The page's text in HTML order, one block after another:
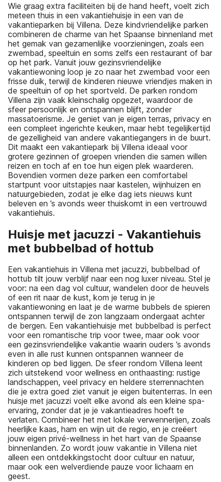
Wie graag extra faciliteiten bij de hand heeft, voelt zich
meteen thuis in een vakantiehuisje in een van de
vakantieparken bij Villena. Deze kindvriendelijke parken
combineren de charme van het Spaanse binnenland met
het gemak van gezamenlijke voorzieningen, zoals een
zwembad, speeltuin en soms zelfs een restaurant of bar
op het park. Vanuit jouw gezinsvriendelijke
vakantiewoning loop je zo naar het zwembad voor een
frisse duik, terwijl de kinderen nieuwe vriendjes maken in
de speeltuin of op het sportveld. De parken rondom
Villena zijn vaak kleinschalig opgezet, waardoor de
sfeer persoonlijk en ontspannen blijft, zonder
massatoerisme. Je geniet van je eigen terras, privacy en
een compleet ingerichte keuken, maar hebt tegelijkertijd
de gezelligheid van andere vakantiegangers in de buurt.
Dit maakt een vakantiepark bij Villena ideaal voor
grotere gezinnen of groepen vrienden die samen willen
reizen en toch af en toe hun eigen plek waarderen.
Bovendien vormen deze parken een comfortabel
startpunt voor uitstapjes naar kastelen, wijnhuizen en
natuurgebieden, zodat je elke dag iets nieuws kunt
beleven en ’s avonds weer thuiskomt in een vertrouwd
vakantiehuis.
Huisje met jacuzzi - Vakantiehuis
met bubbelbad of hottub
Een vakantiehuis in Villena met jacuzzi, bubbelbad of
hottub tilt jouw verblijf naar een nog luxer niveau. Stel je
voor: na een dag vol cultuur, wandelen door de heuvels
of een rit naar de kust, kom je terug in je
vakantiewoning en laat je de warme bubbels de spieren
ontspannen terwijl de zon langzaam ondergaat achter
de bergen. Een vakantiehuisje met bubbelbad is perfect
voor een romantische trip voor twee, maar ook voor
een gezinsvriendelijke vakantie waarin ouders ’s avonds
even in alle rust kunnen ontspannen wanneer de
kinderen op bed liggen. De sfeer rondom Villena leent
zich uitstekend voor wellness en onthaasting: rustige
landschappen, veel privacy en heldere sterrennachten
die je extra goed ziet vanuit je eigen buitenterras. In een
huisje met jacuzzi voelt elke avond als een kleine spa-
ervaring, zonder dat je je vakantieadres hoeft te
verlaten. Combineer het met lokale verwennerijen, zoals
heerlijke kaas, ham en wijn uit de regio, en je creëert
jouw eigen privé-wellness in het hart van de Spaanse
binnenlanden. Zo wordt jouw vakantie in Villena niet
alleen een ontdekkingstocht door cultuur en natuur,
maar ook een welverdiende pauze voor lichaam en
geest.